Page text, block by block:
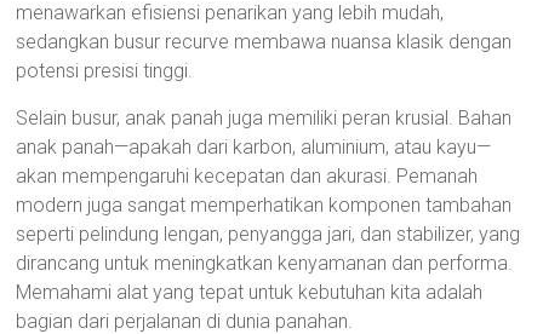
menawarkan efisiensi penarikan yang lebih mudah,
sedangkan busur recurve membawa nuansa klasik dengan
potensi presisi tinggi.
Selain busur, anak panah juga memiliki peran krusial. Bahan
anak panah—apakah dari karbon, aluminium, atau kayu—
akan mempengaruhi kecepatan dan akurasi. Pemanah
modern juga sangat memperhatikan komponen tambahan
seperti pelindung lengan, penyangga jari, dan stabilizer, yang
dirancang untuk meningkatkan kenyamanan dan performa.
Memahami alat yang tepat untuk kebutuhan kita adalah
bagian dari perjalanan di dunia panahan.